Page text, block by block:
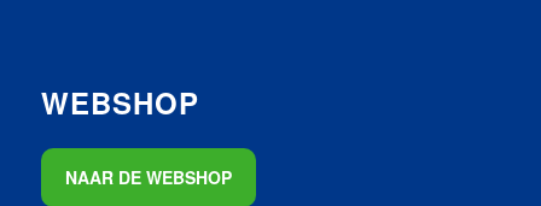
WEBSHOP
NAAR DE WEBSHOP